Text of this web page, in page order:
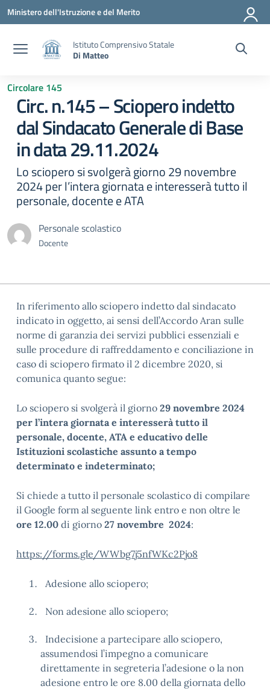
Vai ai contenuti
Vai al menu di navigazione
Vai al footer
Ministero dell'Istruzione e del Merito
Istituto Comprensivo Statale
Di Matteo
Circolare 145
Circ. n.145 – Sciopero indetto
dal Sindacato Generale di Base
in data 29.11.2024
Lo sciopero si svolgerà giorno 29 novembre
2024 per l’intera giornata e interesserà tutto il
personale, docente e ATA
Personale scolastico
Docente
In riferimento allo sciopero indetto dal sindacato
indicato in oggetto, ai sensi dell’Accordo Aran sulle
norme di garanzia dei servizi pubblici essenziali e
sulle procedure di raffreddamento e conciliazione in
caso di sciopero firmato il 2 dicembre 2020, si
comunica quanto segue:
Lo sciopero si svolgerà il giorno 29 novembre 2024
per l’intera giornata e interesserà tutto il
personale, docente, ATA e educativo delle
Istituzioni scolastiche assunto a tempo
determinato e indeterminato;
Si chiede a tutto il personale scolastico di compilare
il Google form al seguente link entro e non oltre le
ore 12.00 di giorno 27 novembre 2024:
https://forms.gle/WWbg7j5nfWKc2Pjo8
Adesione allo sciopero;
Non adesione allo sciopero;
Indecisione a partecipare allo sciopero,
assumendosi l’impegno a comunicare
direttamente in segreteria l’adesione o la non
adesione entro le ore 8.00 della giornata dello